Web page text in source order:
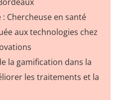
Chercheuse en santé
aux technologies chez
la gamification dans la
les traitements et la